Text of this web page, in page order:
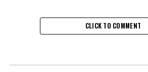
CLICK TO COMMENT